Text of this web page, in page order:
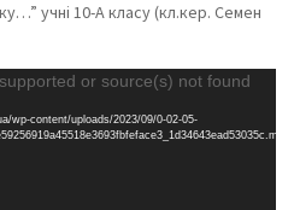
учні 10-А класу (кл.кер. Семен
or source(s) not found
wp-content/uploads/2023/09/0-02-05-